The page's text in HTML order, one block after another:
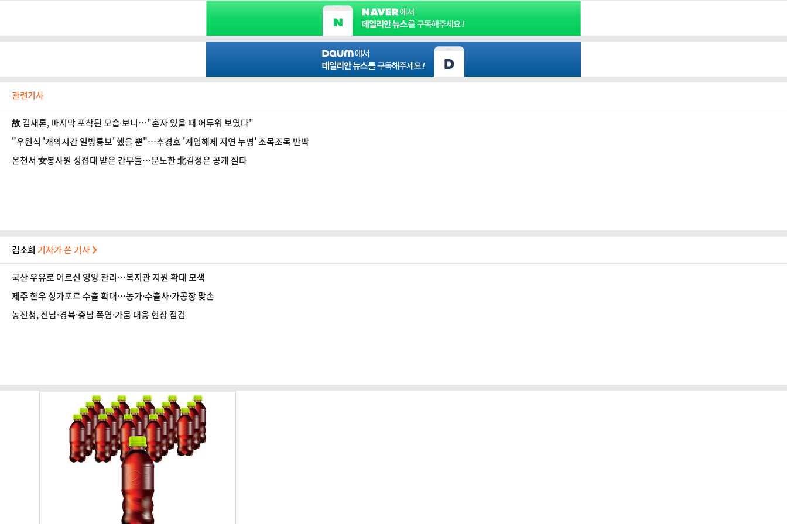
관련기사
故 김새론, 마지막 포착된 모습 보니…"혼자 있을 때 어두워 보였다"
"우원식 '개의시간 일방통보' 했을 뿐"…추경호 '계엄해제 지연 누명' 조목조목 반박
온천서 女봉사원 성접대 받은 간부들…분노한 北김정은 공개 질타
김소희 기자가 쓴 기사
국산 우유로 어르신 영양 관리…복지관 지원 확대 모색
제주 한우 싱가포르 수출 확대…농가·수출사·가공장 맞손
농진청, 전남·경북·충남 폭염·가뭄 대응 현장 점검